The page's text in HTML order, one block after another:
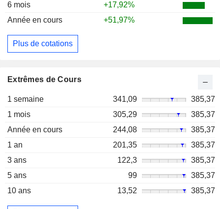
6 mois
+17,92%
Année en cours
+51,97%
Plus de cotations
Extrêmes de Cours
1 semaine 341,09
385,37
1 mois
305,29
385,37
Année en cours
244,08
385,37
1 an
201,35
385,37
3 ans
122,3
385,37
5 ans
99
385,37
10 ans
13,52 385,37